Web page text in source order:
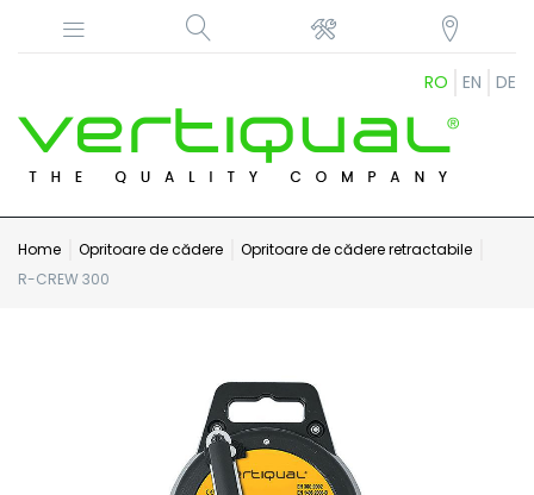
RO EN DE
Home Opritoare de cădere
Opritoare de cădere retractabile
R-CREW 300